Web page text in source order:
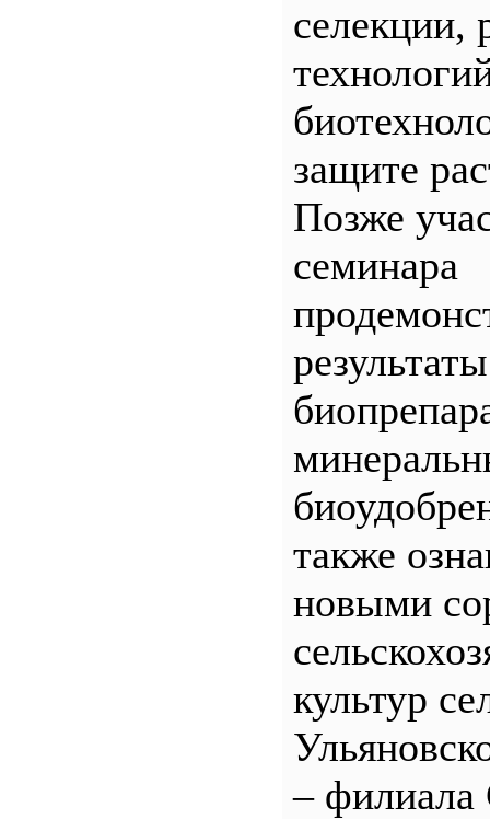
селекции,
защите
Позже
семинара
также
новыми
культур
–